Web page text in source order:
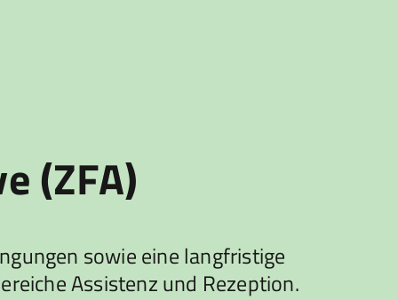
(ZFA)
sowie eine langfristige
Assistenz und Rezeption.